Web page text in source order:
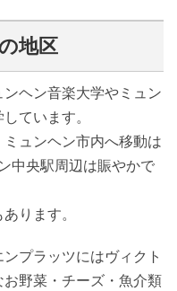
地区
ヘン音楽大学やミュン
ています。
ュンヘン市内へ移動は
中央駅周辺は賑やかで
ります。
プラッツにはヴィクト
野菜・チーズ・魚介類